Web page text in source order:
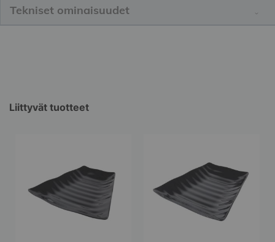
Tekniset ominaisuudet
Liittyvät tuotteet